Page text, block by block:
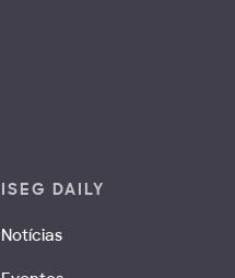
ISEG DAILY
Notícias